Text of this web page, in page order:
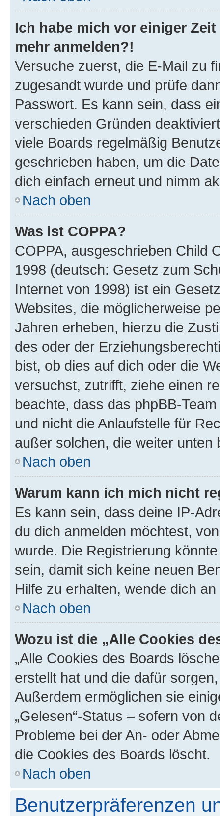
Ich habe mich vor einiger
mehr anmelden?!
Versuche zuerst, die E-Mail zu
zugesandt wurde und prüfe
Passwort. Es kann sein, dass
verschieden Gründen
viele Boards regelmäßig
geschrieben haben, um die
dich einfach erneut und nimm
Nach oben
Was ist COPPA?
COPPA, ausgeschrieben Child
1998 (deutsch: Gesetz zum
Internet von 1998) ist ein
Websites, die möglicherweise
Jahren erheben, hierzu die
des oder der
bist, ob dies auf dich oder die
versuchst, zutrifft, ziehe einen
beachte, dass das phpBB-
und nicht die Anlaufstelle für
außer solchen, die weiter unten
Nach oben
Warum kann ich mich nicht
Es kann sein, dass deine IP-
du dich anmelden möchtest,
wurde. Die Registrierung
sein, damit sich keine neuen
Hilfe zu erhalten, wende dich
Nach oben
Wozu ist die „Alle Cookies
„Alle Cookies des Boards
erstellt hat und die dafür
Außerdem ermöglichen sie
„Gelesen“-Status – sofern von
Probleme bei der An- oder
die Cookies des Boards löscht.
Nach oben
Benutzerpräferenzen